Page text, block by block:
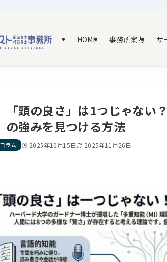
HOME 事務所案内 サ
「頭の良さ」は1つじゃな
の強みを見つける方法
コラム 2025年10月15日 2025年11月26日